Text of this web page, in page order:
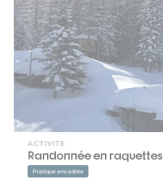
ACTIVITE
Randonnée en raquettes
Pratique encadrée